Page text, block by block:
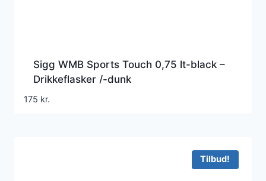
Sigg WMB Sports Touch 0,75 lt-black –
Drikkeflasker /-dunk
175 kr.
Tilbud!